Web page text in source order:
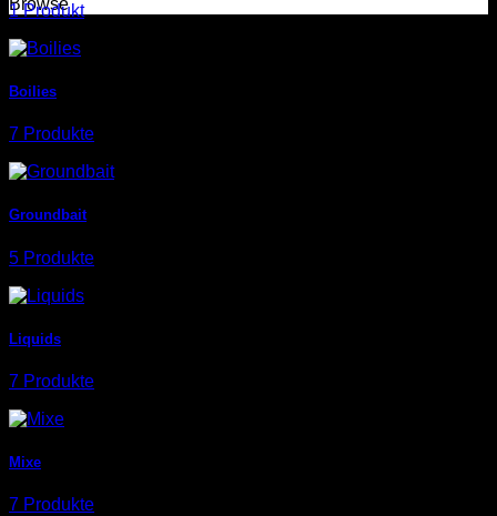
Browse
1 Produkt
Boilies
7 Produkte
Groundbait
5 Produkte
Liquids
7 Produkte
Mixe
7 Produkte